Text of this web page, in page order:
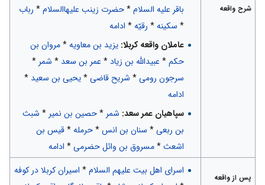
شرح واقعه
باقر علیه السلام*حضرت زینب علیهاالسلام* رباب
* سکینه* رقیّه* ادامه
عاملان واقعه کربلا: یزید بن معاویه*مروان بن
حکم* عبیدالله بن زیاد* عمر بن سعد * شمر *
سرجون رومی* شریح قاضی*یحیی بن سعید *
ادامه
سپاهیان عمر سعد: شمر*حصین بن نمیر* شبث
بن ربعی* سنان بن انس*حرمله*قیس بن
اشعث*مسروق بن وائل حضرمی* ادامه
پس از واقعه
اسرای اهل بیت علیهم السلام* اسیران کربلا در کوفه